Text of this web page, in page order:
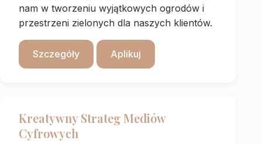
nam w tworzeniu wyjątkowych ogrodów i
przestrzeni zielonych dla naszych klientów.
Szczegóły Aplikuj
Kreatywny Strateg Mediów
Cyfrowych